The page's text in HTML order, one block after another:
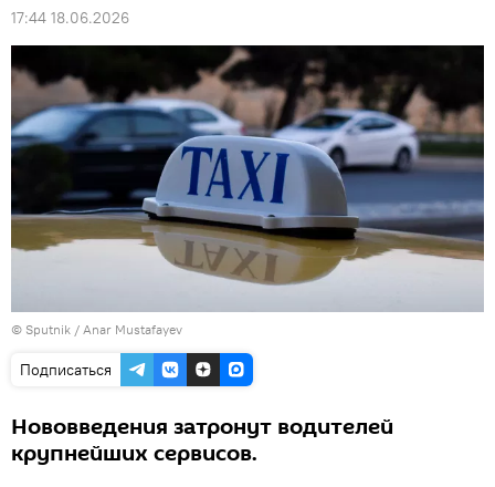
17:44 18.06.2026
© Sputnik / Anar Mustafayev
Подписаться
Нововведения затронут водителей
крупнейших сервисов.